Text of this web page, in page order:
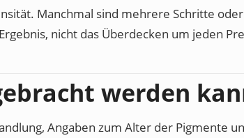
Manchmal sind mehrere Schritte
nicht das Überdecken um jeden
werden
Angaben zum Alter der Pigmente